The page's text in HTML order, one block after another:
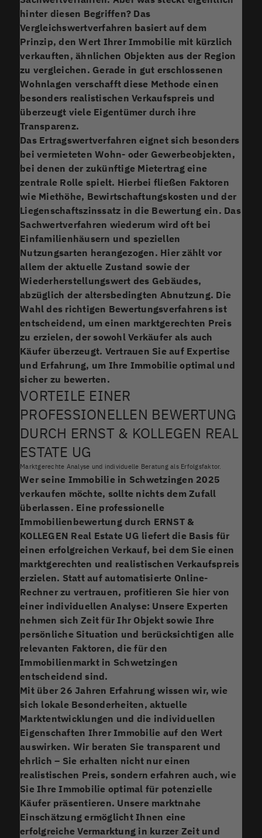
hinter diesen Begriffen? Das
Vergleichswertverfahren basiert auf dem
Prinzip, den Wert Ihrer Immobilie mit kürzlich
verkauften, ähnlichen Objekten aus der Region
zu vergleichen. Gerade in gut erschlossenen
Wohnlagen verschafft diese Methode einen
besonders realistischen Verkaufspreis und
überzeugt viele Eigentümer durch ihre
Transparenz.
Das Ertragswertverfahren eignet sich besonders
bei vermieteten Wohn- oder Gewerbeobjekten,
bei denen der zukünftige Mietertrag eine
zentrale Rolle spielt. Hierbei fließen Faktoren
wie Miethöhe, Bewirtschaftungskosten und der
Liegenschaftszinssatz in die Bewertung ein. Das
Sachwertverfahren wiederum wird oft bei
Einfamilienhäusern und speziellen
Nutzungsarten herangezogen. Hier zählt vor
allem der aktuelle Zustand sowie der
Wiederherstellungswert des Gebäudes,
abzüglich der altersbedingten Abnutzung. Die
Wahl des richtigen Bewertungsverfahrens ist
entscheidend, um einen marktgerechten Preis
zu erzielen, der sowohl Verkäufer als auch
Käufer überzeugt. Vertrauen Sie auf Expertise
und Erfahrung, um Ihre Immobilie optimal und
sicher zu bewerten.
VORTEILE EINER
PROFESSIONELLEN BEWERTUNG
DURCH ERNST & KOLLEGEN REAL
ESTATE UG
Marktgerechte Analyse und individuelle Beratung als Erfolgsfaktor.
Wer seine Immobilie in Schwetzingen 2025
verkaufen möchte, sollte nichts dem Zufall
überlassen. Eine professionelle
Immobilienbewertung durch ERNST &
KOLLEGEN Real Estate UG liefert die Basis für
einen erfolgreichen Verkauf, bei dem Sie einen
marktgerechten und realistischen Verkaufspreis
erzielen. Statt auf automatisierte Online-
Rechner zu vertrauen, profitieren Sie hier von
einer individuellen Analyse: Unsere Experten
nehmen sich Zeit für Ihr Objekt sowie Ihre
persönliche Situation und berücksichtigen alle
relevanten Faktoren, die für den
Immobilienmarkt in Schwetzingen
entscheidend sind.
Mit über 26 Jahren Erfahrung wissen wir, wie
sich lokale Besonderheiten, aktuelle
Marktentwicklungen und die individuellen
Eigenschaften Ihrer Immobilie auf den Wert
auswirken. Wir beraten Sie transparent und
ehrlich – Sie erhalten nicht nur einen
realistischen Preis, sondern erfahren auch, wie
Sie Ihre Immobilie optimal für potenzielle
Käufer präsentieren. Unsere marktnahe
Einschätzung ermöglicht Ihnen eine
erfolgreiche Vermarktung in kurzer Zeit und